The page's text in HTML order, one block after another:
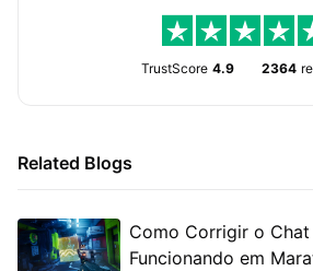
TrustScore 4.9 2364
Related Blogs
Como Corrigir o
Funcionando em